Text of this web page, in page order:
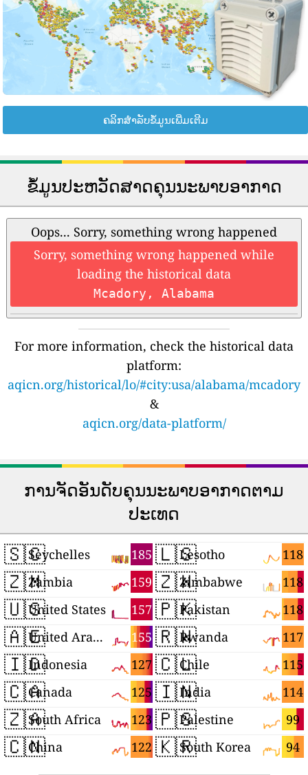
ຄລິກສຳລັບຂໍ້ມູນເພີ່ມເຕີມ
ຂໍ້ມູນປະຫວັດສາດຄຸນນະພາບອາກາດ
Oops... Sorry, something wrong happened
Sorry, something wrong happened while
loading the historical data
Mcadory, Alabama
For more information, check the historical data
platform:
aqicn.org/historical/lo/#city:usa/alabama/mcadory
&
aqicn.org/data-platform/
ການຈັດອັນດັບຄຸນນະພາບອາກາດຕາມ
ປະເທດ
🇸🇨 185
Seychelles
🇿🇲 159
Zambia
🇺🇸 157
United States
🇦🇪 155
United Arab Emirates
🇮🇩 127
Indonesia
🇨🇦 125
Canada
🇿🇦 123
South Africa
🇨🇳 122
China
🇱🇸 118
Lesotho
🇿🇼 118
Zimbabwe
🇵🇰 118
Pakistan
🇷🇼 117
Rwanda
🇨🇱 115
Chile
🇮🇳 114
India
🇵🇸 99
Palestine
🇰🇷 94
South Korea